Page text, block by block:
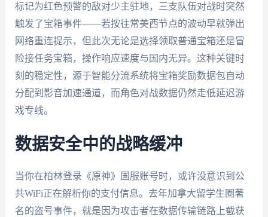
标记为红色预警的敌对少主驻地，三支队伍对战时突然
触发了宝箱事件——若按往常美西节点的波动早就弹出
网络重连提示，但此次无论是选择领取普通宝箱还是冒
险接任务宝箱，操作响应速度与国内无异。这种关键时
刻的稳定性，源于智能分流系统将宝箱奖励数据包自动
分配到影音加速通道，而角色对战数据仍然走低延迟游
戏专线。
数据安全中的战略缓冲
当你在柏林登录《原神》国服账号时，或许没意识到公
共WiFi正在解析你的支付信息。去年加拿大留学生圈著
名的盗号事件，就是因为攻击者在数据传输链路上截获